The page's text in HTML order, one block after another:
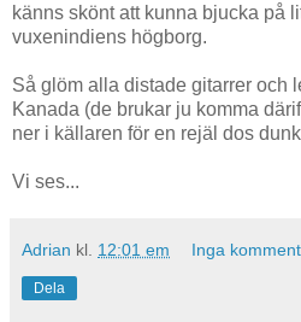
känns skönt att kunna bjucka på
vuxenindiens högborg.
Så glöm alla distade gitarrer och
Kanada (de brukar ju komma
ner i källaren för en rejäl dos
Vi ses...
Adrian kl. 12:01 em Inga
Dela